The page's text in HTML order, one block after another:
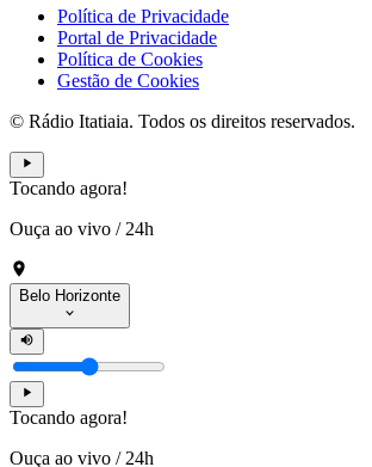
Política de Privacidade
Portal de Privacidade
Política de Cookies
Gestão de Cookies
© Rádio Itatiaia. Todos os direitos reservados.
Tocando agora!
Ouça ao vivo / 24h
Belo Horizonte
Tocando agora!
Ouça ao vivo / 24h